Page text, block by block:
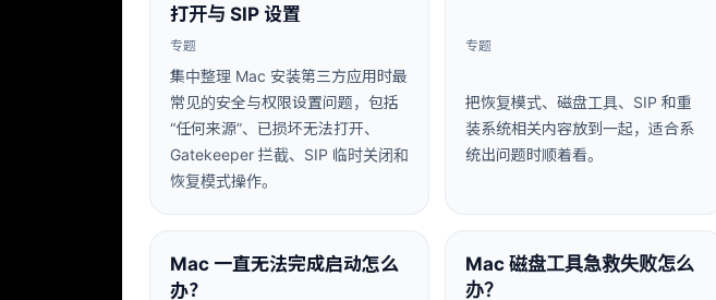
打开与 SIP 设置
专题
集中整理 Mac 安装第三方应用时最
常见的安全与权限设置问题，包括
“任何来源”、已损坏无法打开、
Gatekeeper 拦截、SIP 临时关闭和
恢复模式操作。
专题
把恢复模式、磁盘工具、SIP 和重
装系统相关内容放到一起，适合系
统出问题时顺着看。
Mac 一直无法完成启动怎么
办？
Mac 磁盘工具急救失败怎么
办？